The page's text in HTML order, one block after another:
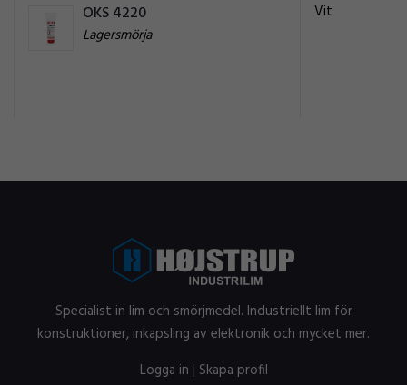
OKS 4220
Lagersmörja
Vit
Specialist in lim och smörjmedel. Industriellt lim för
konstruktioner, inkapsling av elektronik och mycket mer.
Logga in | Skapa profil